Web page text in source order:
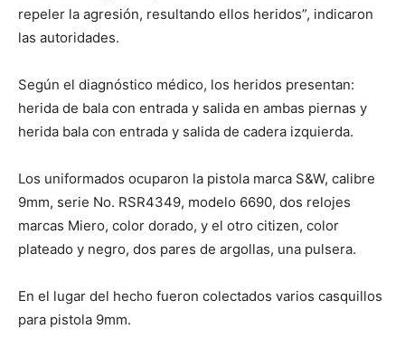
repeler la agresión, resultando ellos heridos”, indicaron
las autoridades.
Según el diagnóstico médico, los heridos presentan:
herida de bala con entrada y salida en ambas piernas y
herida bala con entrada y salida de cadera izquierda.
Los uniformados ocuparon la pistola marca S&W, calibre
9mm, serie No. RSR4349, modelo 6690, dos relojes
marcas Miero, color dorado, y el otro citizen, color
plateado y negro, dos pares de argollas, una pulsera.
En el lugar del hecho fueron colectados varios casquillos
para pistola 9mm.